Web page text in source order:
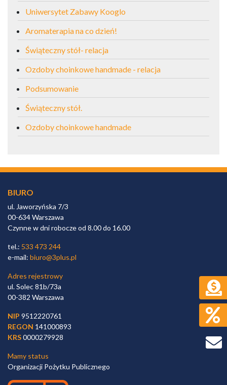
Uniwersytet Zabawy Kooglo
Aromaterapia na co dzień!
Świąteczny stół- relacja
Ozdoby choinkowe handmade - relacja
Podsumowanie
Świąteczny stół.
Ozdoby choinkowe handmade
BIURO
ul. Jaworzyńska 7/3
00-634 Warszawa
Czynne w dni robocze od 8.00 do 16.00
tel.: 533 473 244
e-mail: biuro@3plus.pl
Adres rejestrowy
ul. Solec 81b/73a
00-382 Warszawa
NIP 9512220761
REGON 141000893
KRS0000279928
Mamy status
Organizacji Pożytku Publicznego